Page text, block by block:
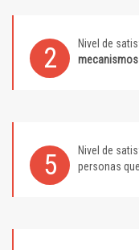
2 Nivel de
5 Nivel de
personas